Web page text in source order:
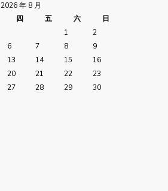
2026 年 8 月
四 五 六
日
1
2
6 7 8
9
13 14 15
16
20 21 22
23
27 28 29
30